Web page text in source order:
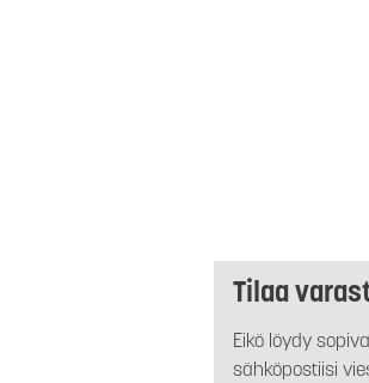
Tilaa
Eikö löydy
sähköpostiisi